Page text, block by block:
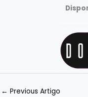
← Previous Artigo